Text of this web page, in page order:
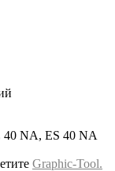
40 NA, ES 40 NA
Graphic-Tool.